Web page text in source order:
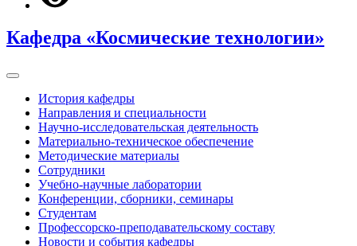
Кафедра «Космические технологии»
История кафедры
Направления и специальности
Научно-исследовательская деятельность
Материально-техническое обеспечение
Методические материалы
Сотрудники
Учебно-научные лаборатории
Конференции, сборники, семинары
Студентам
Профессорско-преподавательскому составу
Новости и события кафедры